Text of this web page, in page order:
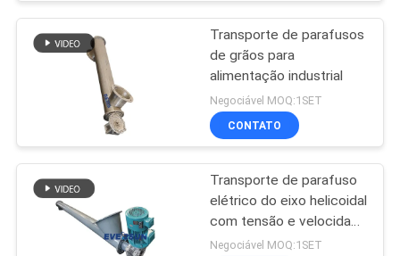
DA
FÁBRICA
CONTROLE
QUALIDADE
CONTACTE-
Transporte de parafusos
de grãos para
alimentação industrial
Negociável MOQ:1SET
CONTATO
Transporte de parafuso
elétrico do eixo helicoidal
com tensão e velocidade
personalizadas
Negociável MOQ:1SET